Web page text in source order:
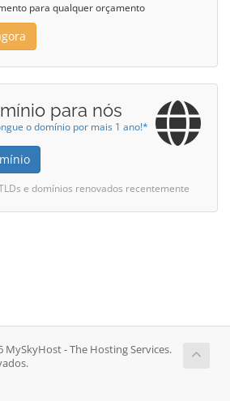
para qualquer orçamento
para nós
o domínio por mais 1 ano!*
e domínios renovados recentemente
- The Hosting Services.